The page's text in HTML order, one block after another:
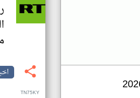
TN75KY